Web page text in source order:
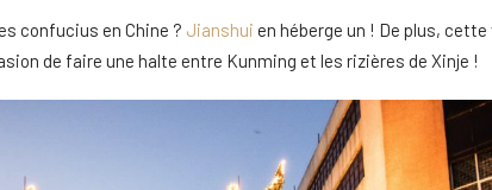
confucius en Chine ? Jianshui en héberge un ! De plus,
de faire une halte entre Kunming et les rizières de Xinje !